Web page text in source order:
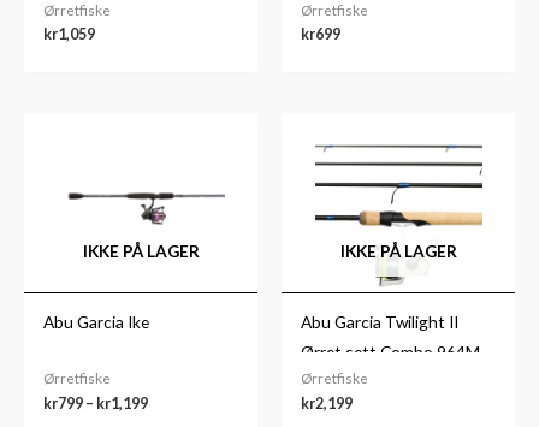
SP20
Ørretfiske
kr1,059
Ørretfiske
kr699
IKKE PÅ LAGER
Abu Garcia Ike
Ørretfiske
kr799 – kr1,199
IKKE PÅ LAGER
Abu Garcia Twilight II
Ørret sett Combo 964M
3-15g
Ørretfiske
kr2,199